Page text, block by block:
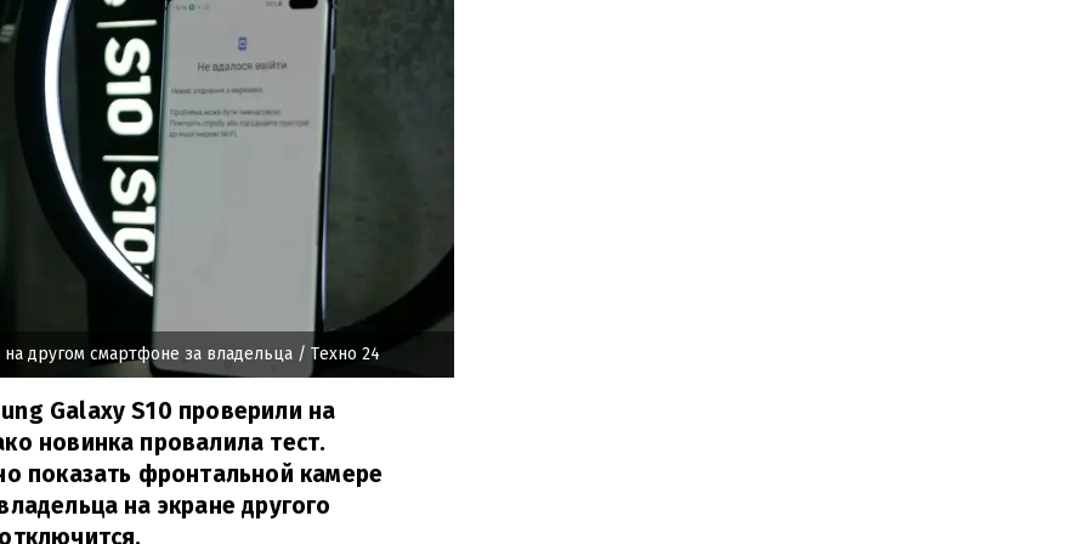
другом смартфоне за владельца / Техно 24
Galaxy S10 проверили на
новинка провалила тест.
показать фронтальной камере
на экране другого